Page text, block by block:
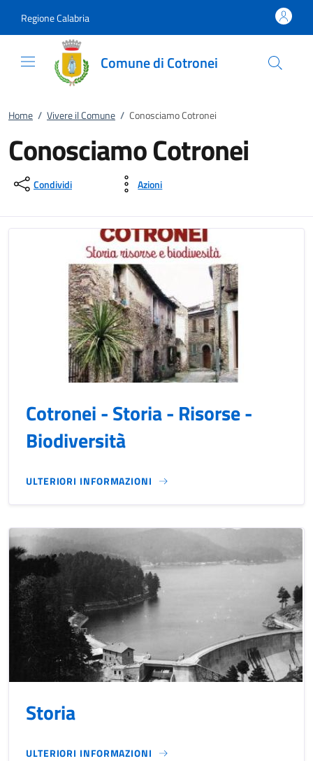
Regione Calabria
Comune di Cotronei
Home / Vivere il Comune / Conosciamo Cotronei
Conosciamo Cotronei
Condividi Azioni
Cotronei - Storia - Risorse -
Biodiversità
ULTERIORI INFORMAZIONI
Storia
ULTERIORI INFORMAZIONI